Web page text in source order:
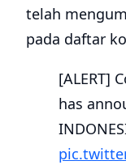
telah
pada daftar
[ALERT]
has